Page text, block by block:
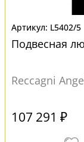
L5402/5
Подвесная
Reccagni
107 291 ₽